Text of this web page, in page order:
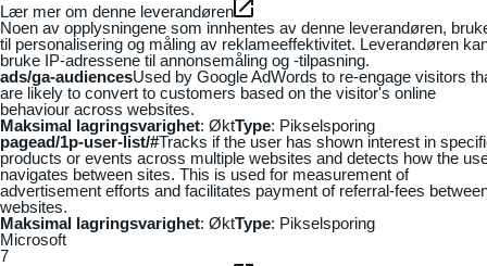
Lær mer om denne leverandøren
Noen av opplysningene som innhentes av denne leverandøren,
til personalisering og måling av reklameeffektivitet. Leverandøren
bruke IP-adressene til annonsemåling og -tilpasning.
ads/ga-audiencesUsed by Google AdWords to re-engage visitors
are likely to convert to customers based on the visitor's online
behaviour across websites.
Maksimal lagringsvarighet: ØktType: Pikselsporing
pagead/1p-user-list/#Tracks if the user has shown interest in
products or events across multiple websites and detects how the
navigates between sites. This is used for measurement of
advertisement efforts and facilitates payment of referral-fees
websites.
Maksimal lagringsvarighet: ØktType: Pikselsporing
Microsoft
7